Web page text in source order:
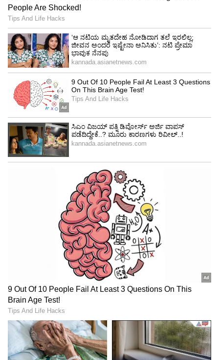
ಗಣೇಶ್ ಜೋಡಿಯಾಗಿ ದೇವಿಕಾ ಭಟ್ ಮತ್ತು ಮಾಳವಿಕ
ಶರ್ಮ ನಾಯಕಿಯರಾಗಿ ನಟಿಸಿದ್ದಾರೆ. ಸ್ವತಃ ನಿರ್ದೇಶಕ
ಶ್ರೀನಿವಾಸರಾಜು ಅವರೇ ಈ ಚಿತ್ರಕ್ಕೆ ಕಥೆ ಮತ್ತು ಚಿತ್ರಕಥೆ
ಬರೆದಿದ್ದು, ವೆಂಕಟ್ ಪ್ರಸಾದ್ ಛಾಯಾಗ್ರಾಹಕರು.
ದಕ್ಷಿಣ ಭಾರತ ಸಿನಿರಂಗದ ಸದ್ಯದ ಸೆನ್ಸೇಷನಲ್ ಮ್ಯೂಸಿಕ್
ಡೈರೆಕ್ಟರ್, ಮಲಯಾಳಂ ಮೂಲದ ಹೇಶಮ್ ಅಬ್ದುಲ್
ವಹಾಬ್ ಅವರು ಬೃಂದಾ ವಿಹಾರಿ ಚಿತ್ರಕ್ಕೆ ಮೊದಲಬಾರಿಗೆ
ಕನ್ನಡಕ್ಕೆ ಬಂದಿದ್ದಾರೆ. ಈಗಾಗಲೇ ಹಲವು ಬ್ಲಾಕ್‌ಬಸ್ಟರ್ ಮತ್ತು
ಸುಮಧುರ ಹಾಡುಗಳನ್ನು ನೀಡಿರುವ ಹೇಶಮ್, ʻಬೃಂದಾ
ವಿಹಾರಿʼ ಚಿತ್ರಕ್ಕಾಗಿ ಸಂಯೋಜಿಸಿರುವ ಹಾಡುಗಳು ಈಗಾಗಲೇ
ಮೂಡಿಬಂದಿವೆ ಎನ್ನಲಾಗುತ್ತಿದೆ.